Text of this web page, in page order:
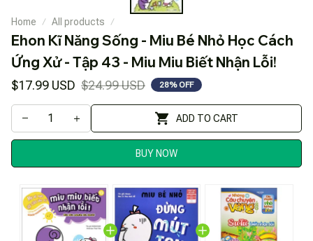
Home All products
Ehon Kĩ Năng Sống - Miu Bé Nhỏ Học Cách
Ứng Xử - Tập 43 - Miu Miu Biết Nhận Lỗi!
$17.99 USD $24.99 USD 28% OFF
ADD TO CART
BUY NOW